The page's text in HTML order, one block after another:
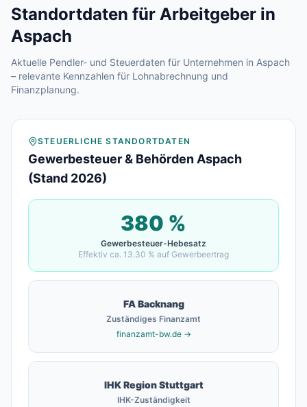
Standortdaten für Arbeitgeber in
Aspach
Aktuelle Pendler- und Steuerdaten für Unternehmen in Aspach
– relevante Kennzahlen für Lohnabrechnung und
Finanzplanung.
STEUERLICHE STANDORTDATEN
Gewerbesteuer & Behörden Aspach
(Stand 2026)
380 %
Gewerbesteuer-Hebesatz
Effektiv ca. 13.30 % auf Gewerbeertrag
FABacknang
Zuständiges Finanzamt
finanzamt-bw.de →
IHK Region Stuttgart
IHK-Zuständigkeit